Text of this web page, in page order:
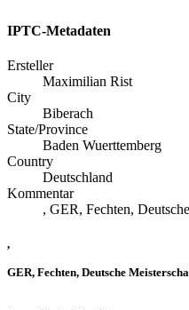
IPTC-Metadaten
Ersteller
Maximilian Rist
City
Biberach
State/Province
Baden Wuerttemberg
Country
Deutschland
Kommentar
, GER, Fechten,
,
GER, Fechten, Deutsche